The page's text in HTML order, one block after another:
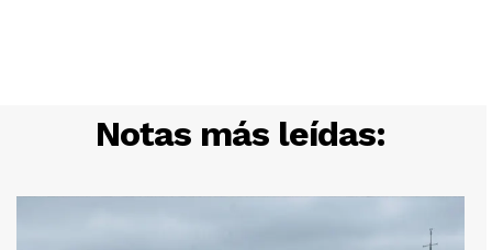
Notas más leídas: